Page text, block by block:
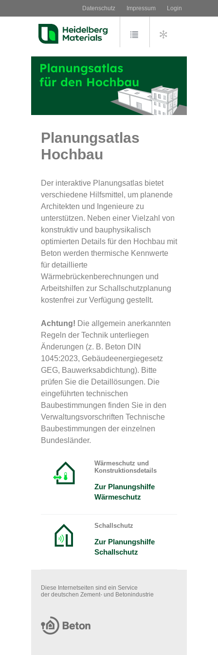
Datenschutz Impressum Login
Planungsatlas
Hochbau
Der interaktive Planungsatlas bietet
verschiedene Hilfsmittel, um planende
Architekten und Ingenieure zu
unterstützen. Neben einer Vielzahl von
konstruktiv und bauphysikalisch
optimierten Details für den Hochbau mit
Beton werden thermische Kennwerte
für detaillierte
Wärmebrückenberechnungen und
Arbeitshilfen zur Schallschutzplanung
kostenfrei zur Verfügung gestellt.
Achtung! Die allgemein anerkannten
Regeln der Technik unterliegen
Änderungen (z. B. Beton DIN
1045:2023, Gebäudeenergiegesetz
GEG, Bauwerksabdichtung). Bitte
prüfen Sie die Detaillösungen. Die
eingeführten technischen
Baubestimmungen finden Sie in den
Verwaltungsvorschriften Technische
Baubestimmungen der einzelnen
Bundesländer.
Wärmeschutz und
Konstruktionsdetails
Zur Planungshilfe
Wärmeschutz
Schallschutz
Zur Planungshilfe
Schallschutz
Diese Internetseiten sind ein Service
der deutschen Zement- und Betonindustrie